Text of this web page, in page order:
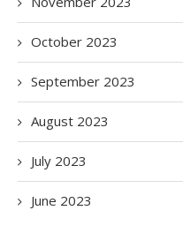
October 2023
September 2023
August 2023
July 2023
June 2023